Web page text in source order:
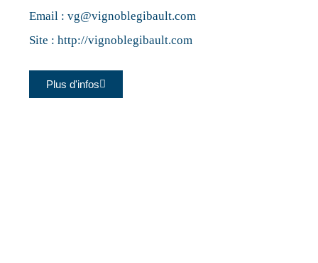
Email :vg@vignoblegibault.com
Site :http://vignoblegibault.com
Plus d'infos